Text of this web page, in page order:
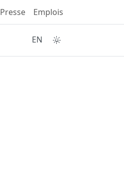
Presse Emplois
EN